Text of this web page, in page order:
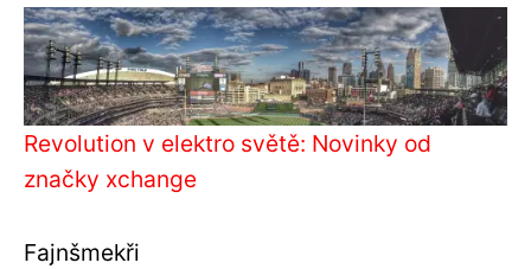
Revolution v elektro světě: Novinky od
značky xchange
Fajnšmekři